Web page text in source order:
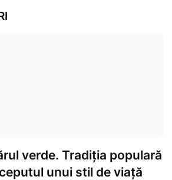
verde. Tradiția populară
unui stil de viață